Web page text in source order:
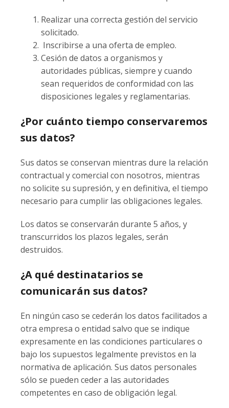
Realizar una correcta gestión del servicio
solicitado.
Inscribirse a una oferta de empleo.
Cesión de datos a organismos y
autoridades públicas, siempre y cuando
sean requeridos de conformidad con las
disposiciones legales y reglamentarias.
¿Por cuánto tiempo conservaremos
sus datos?
Sus datos se conservan mientras dure la relación
contractual y comercial con nosotros, mientras
no solicite su supresión, y en definitiva, el tiempo
necesario para cumplir las obligaciones legales.
Los datos se conservarán durante 5 años, y
transcurridos los plazos legales, serán
destruidos.
¿A qué destinatarios se
comunicarán sus datos?
En ningún caso se cederán los datos facilitados a
otra empresa o entidad salvo que se indique
expresamente en las condiciones particulares o
bajo los supuestos legalmente previstos en la
normativa de aplicación. Sus datos personales
sólo se pueden ceder a las autoridades
competentes en caso de obligación legal.